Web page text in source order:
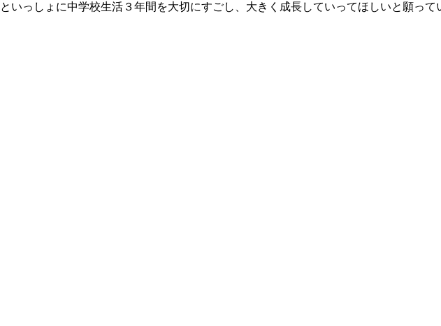
いっしょに中学校生活３年間を大切にすごし、大きく成長していってほしいと願って